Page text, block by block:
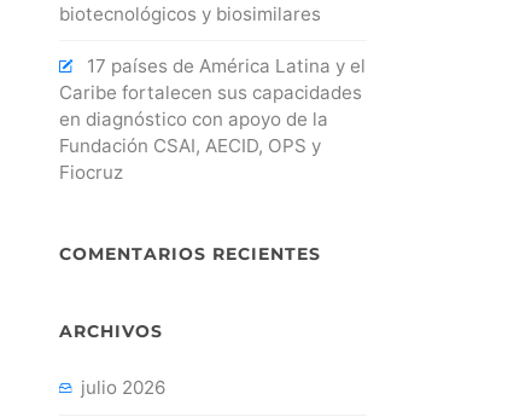
biotecnológicos y biosimilares
17 países de América Latina y el
Caribe fortalecen sus capacidades
en diagnóstico con apoyo de la
Fundación CSAI, AECID, OPS y
Fiocruz
COMENTARIOS RECIENTES
ARCHIVOS
julio 2026